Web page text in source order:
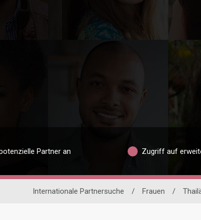
Partner an Zugriff auf
Internationale Partnersuche / Frauen /